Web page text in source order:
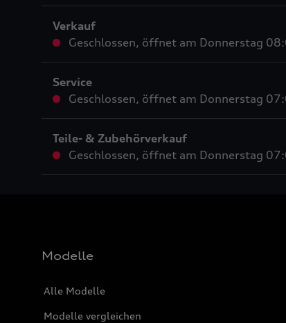
Verkauf
Geschlossen, öffnet am Donnerstag
Service
Geschlossen, öffnet am Donnerstag
Teile- & Zubehörverkauf
Geschlossen, öffnet am Donnerstag
Modelle
Alle Modelle
Modelle vergleichen